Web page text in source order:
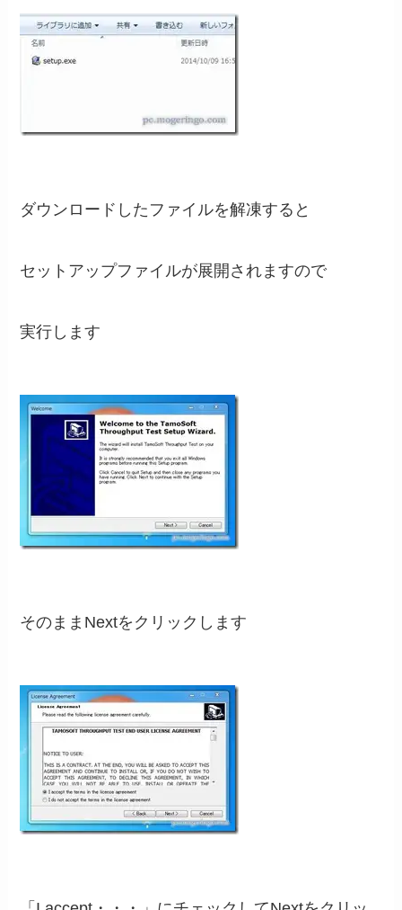
ダウンロードしたファイルを解凍すると
セットアップファイルが展開されますので
実行します
そのままNextをクリックします